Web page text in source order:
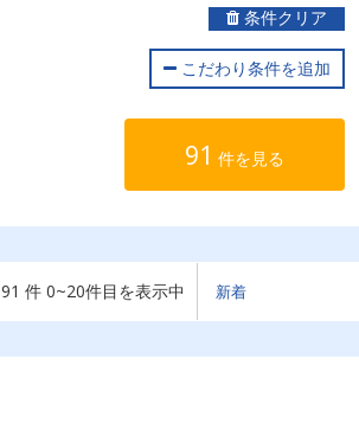
条件クリア
こだわり条件を追加
91 件を見る
91 件 0~20件目を表示中